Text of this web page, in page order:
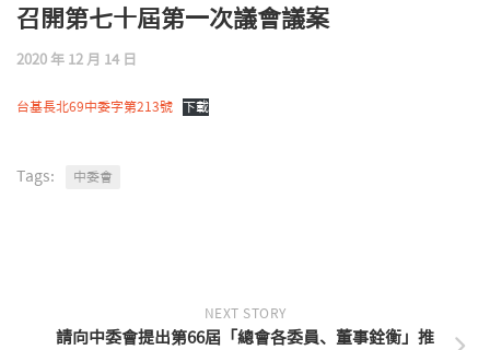
召開第七十屆第一次議會議案
2020 年 12 月 14 日
台基長北69中委字第213號 下載
Tags: 中委會
NEXT STORY
請向中委會提出第66屆「總會各委員、董事銓衡」推